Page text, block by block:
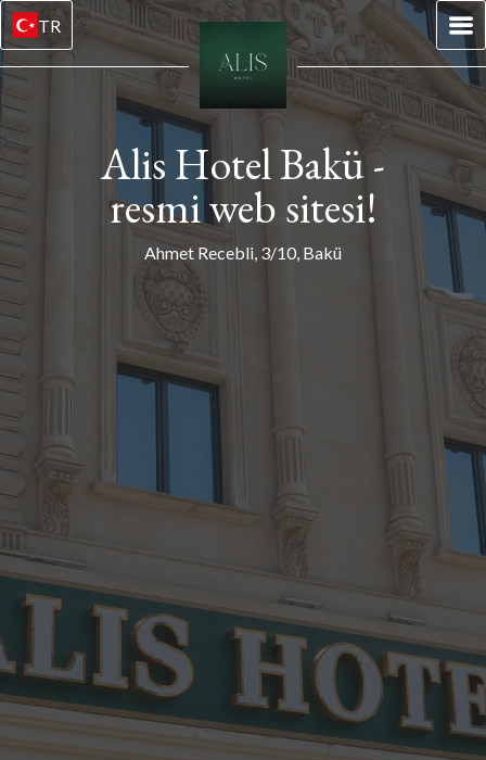
TR
Alis Hotel Bakü -
resmi web sitesi!
Ahmet Recebli, 3/10, Bakü